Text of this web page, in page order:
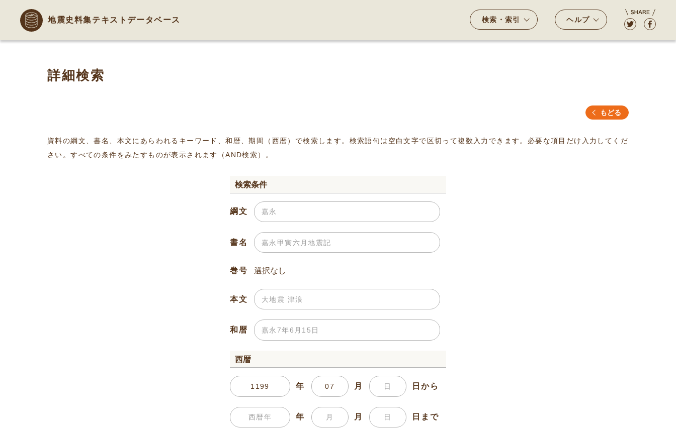
地震史料集テキストデータベース 検索・索引 ヘルプ
詳細検索
もどる
資料の綱文、書名、本文にあらわれるキーワード、和暦、期間（西暦）で検索します。検索語句は空白文字で区切って複数入力できます。必要な項目だけ入力してくだ
さい。すべての条件をみたすものが表示されます（AND検索）。
検索条件
綱文
書名
巻号
本文
和暦
西暦
年 月 日から
年 月 日まで